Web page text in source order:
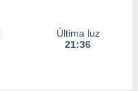
Última luz
21:36